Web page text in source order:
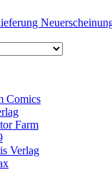
Comics
Farm
Verlag